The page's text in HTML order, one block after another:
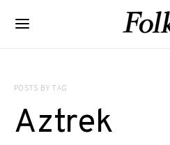
POSTS BY TAG
Aztrek